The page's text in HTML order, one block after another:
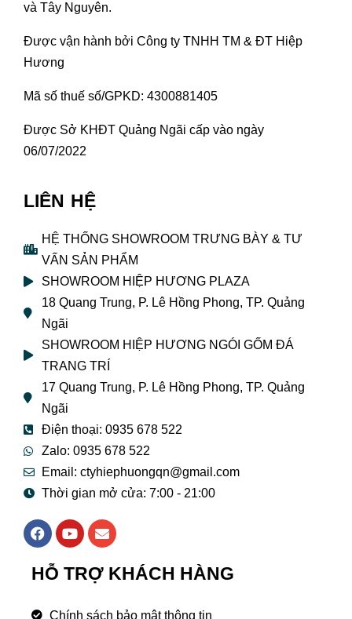
và Tây Nguyên.
Được vận hành bởi Công ty TNHH TM & ĐT Hiệp
Hương
Mã số thuế số/GPKD: 4300881405
Được Sở KHĐT Quảng Ngãi cấp vào ngày
06/07/2022
LIÊN HỆ
HỆ THỐNG SHOWROOM TRƯNG BÀY & TƯ
VẤN SẢN PHẨM
SHOWROOM HIỆP HƯƠNG PLAZA
18 Quang Trung, P. Lê Hồng Phong, TP. Quảng
Ngãi
SHOWROOM HIỆP HƯƠNG NGÓI GỐM ĐÁ
TRANG TRÍ
17 Quang Trung, P. Lê Hồng Phong, TP. Quảng
Ngãi
Điện thoại: 0935 678 522
Zalo: 0935 678 522
Email: ctyhiephuongqn@gmail.com
Thời gian mở cửa: 7:00 - 21:00
F
a
e
b
o
Y
o
t
u
e
E
n
e
p
HỖ TRỢ KHÁCH HÀNG
Chính sách bảo mật thông tin